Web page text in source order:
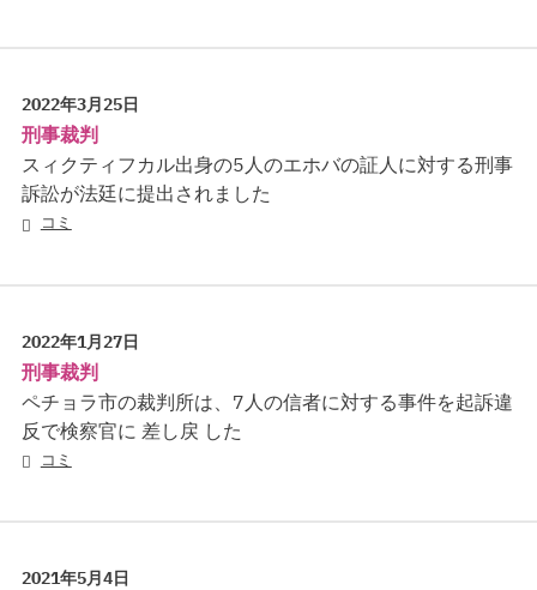
2022年3月25日
刑事裁判
スィクティフカル出身の5人のエホバの証人に対する刑事
訴訟が法廷に提出されました
コミ
2022年1月27日
刑事裁判
ペチョラ市の裁判所は、7人の信者に対する事件を起訴違
反で検察官に 差し戻 した
コミ
2021年5月4日